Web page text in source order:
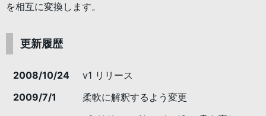
を相互に変換します。
更新履歴
2008/10/24
v1 リリース
2009/7/1
柔軟に解釈するよう変更